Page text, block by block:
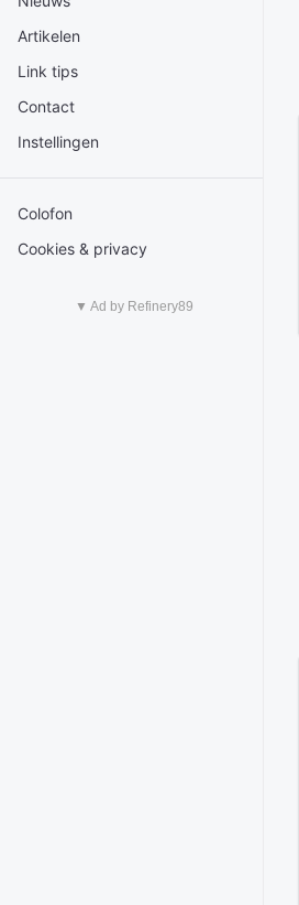
Artikelen
Link tips
Contact
Instellingen
Colofon
Cookies & privacy
▼ Ad by Refinery89